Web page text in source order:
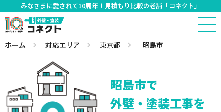
みなさまに愛されて10周年！見積もり比較の老舗「コネクト」
ホーム 対応エリア 東京都 昭島市
昭島市で
外壁・塗装工事を